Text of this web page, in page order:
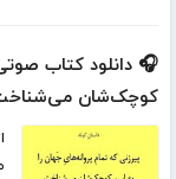
🎧 دانلود کتاب
کوچک‌شان